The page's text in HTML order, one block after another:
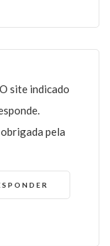
site indicado
pela